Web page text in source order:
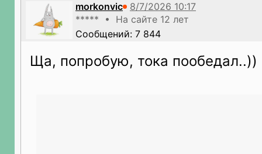
morkonvic
***** • На сайте 12 лет
Сообщений: 7 844
Ща, попробую, тока пообедал..))